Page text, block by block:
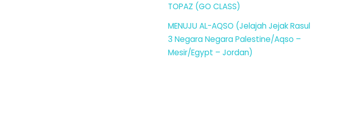
TOPAZ (GO CLASS)
MENUJU AL-AQSO (Jelajah Jejak Rasul
3 Negara Negara Palestine/Aqso –
Mesir/Egypt – Jordan)